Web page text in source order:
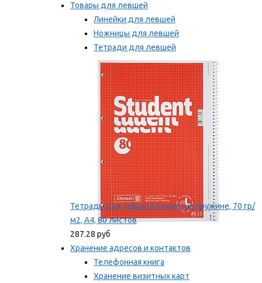
Товары для левшей
Линейки для левшей
Ножницы для левшей
Тетради для левшей
Точилки для левшей
Мы рекомендуем
Тетрадь для левши Brunnen, на пружине, 70 гр/
м2, А4, 80 листов
287.28 руб
Хранение адресов и контактов
Телефонная книга
Хранение визитных карт